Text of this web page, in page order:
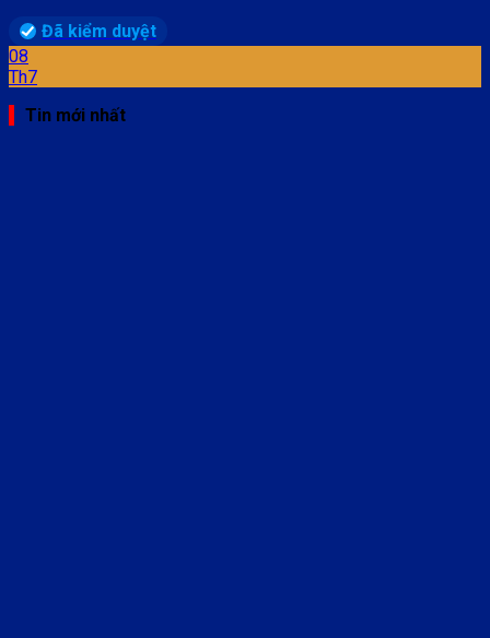
Đã kiểm duyệt
08
Th7
Tin mới nhất